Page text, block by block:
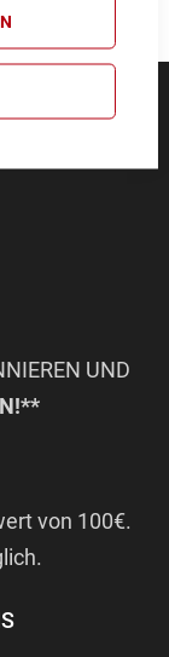
UND
von 100€.